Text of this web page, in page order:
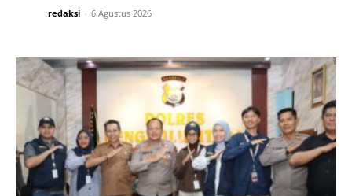
redaksi - 6 Agustus 2026